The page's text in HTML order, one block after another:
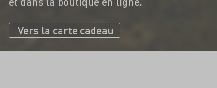
Vers la carte cadeau